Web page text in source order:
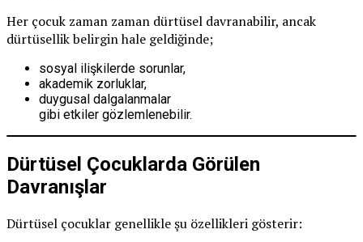
Her çocuk zaman zaman dürtüsel davranabilir, ancak
dürtüsellik belirgin hale geldiğinde;
sosyal ilişkilerde sorunlar,
akademik zorluklar,
duygusal dalgalanmalar
gibi etkiler gözlemlenebilir.
Dürtüsel Çocuklarda Görülen
Davranışlar
Dürtüsel çocuklar genellikle şu özellikleri gösterir: